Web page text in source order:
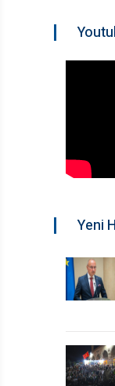
Yeni